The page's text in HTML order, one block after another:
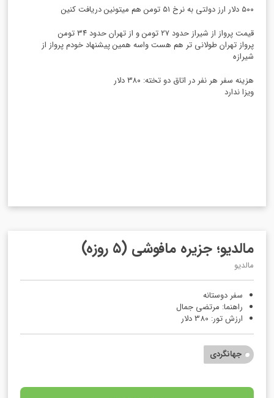
۵۰۰ دلار ارز دولتی به نرخ ۵۱ تومن هم میتونین دریافت کنین
قیمت پرواز از شیراز حدود ۲۷ تومن و از تهران حدود ۳۴ تومن
پرواز تهران طولانی تر هم هست واسه همین پیشنهاد خودم پرواز از
شیرازه
هزینه سفر هر نفر در اتاق دو تخته: ۳۸۰ دلار
ویزا ندارد
مالدیو؛ جزیره مافوشی (۵ روزه)
مالدیو
سفر دوستانه
راهنما: مرتضی جمال
ارزش تور: 380 دلار
جهانگردی